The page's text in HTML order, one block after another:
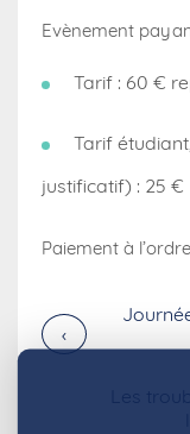
Evènement
Tarif : 60 €
Tarif
justificatif) : 25 €
Paiement à
›
Les